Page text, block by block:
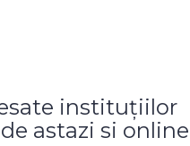
instituțiilor
astazi si online